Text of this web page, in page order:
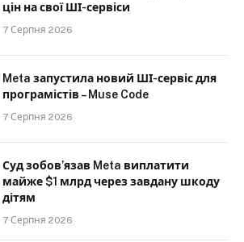
цін на свої ШІ-сервіси
7 Серпня 2026
Meta запустила новий ШІ-сервіс для
програмістів – Muse Code
7 Серпня 2026
Суд зобов’язав Meta виплатити
майже $1 млрд через завдану шкоду
дітям
7 Серпня 2026